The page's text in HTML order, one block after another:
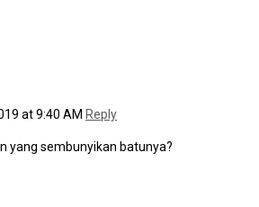
at 9:40 AM Reply
yang sembunyikan batunya?